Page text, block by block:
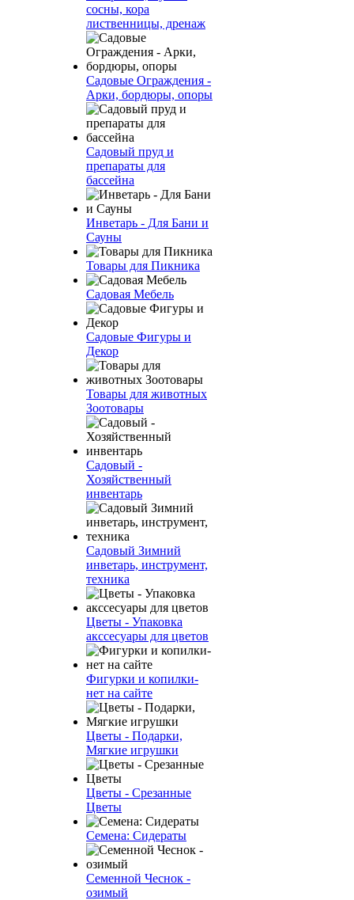
сосны, кора
лиственницы, дренаж
Садовые Ограждения -
Арки, бордюры, опоры
Садовый пруд и
препараты для
бассейна
Инветарь - Для Бани и
Сауны
Товары для Пикника
Садовая Мебель
Садовые Фигуры и
Декор
Товары для животных
Зоотовары
Садовый -
Хозяйственный
инвентарь
Садовый Зимний
инветарь, инструмент,
техника
Цветы - Упаковка
акссесуары для цветов
Фигурки и копилки-
нет на сайте
Цветы - Подарки,
Мягкие игрушки
Цветы - Срезанные
Цветы
Семена: Сидераты
Семенной Чеснок -
озимый